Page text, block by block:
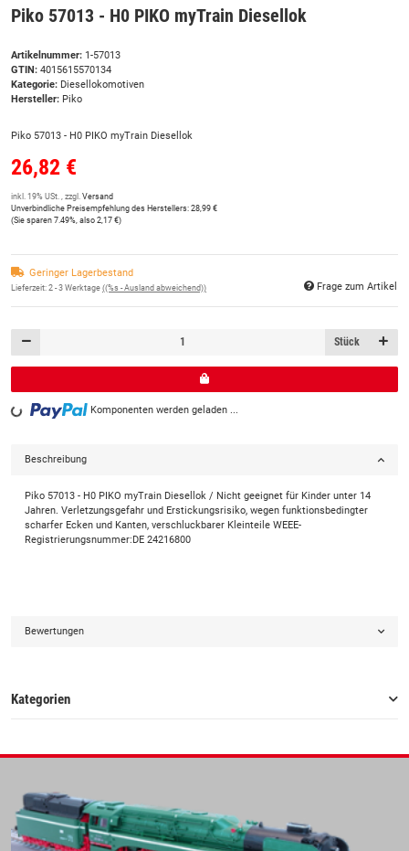
Piko 57013 - H0 PIKO myTrain Diesellok
Artikelnummer: 1-57013
GTIN: 4015615570134
Kategorie: Diesellokomotiven
Hersteller: Piko
Piko 57013 - H0 PIKO myTrain Diesellok
26,82 €
inkl. 19% USt. , zzgl. Versand
Unverbindliche Preisempfehlung des Herstellers: 28,99 €
(Sie sparen 7.49%, also 2,17 €)
Geringer Lagerbestand
Lieferzeit: 2 - 3 Werktage ((%s - Ausland abweichend)) Frage zum Artikel
Stück
Loading... Komponenten werden geladen ...
Beschreibung
Piko 57013 - H0 PIKO myTrain Diesellok / Nicht geeignet für Kinder unter 14
Jahren. Verletzungsgefahr und Erstickungsrisiko, wegen funktionsbedingter
scharfer Ecken und Kanten, verschluckbarer Kleinteile WEEE-
Registrierungsnummer:DE 24216800
Bewertungen
Kategorien